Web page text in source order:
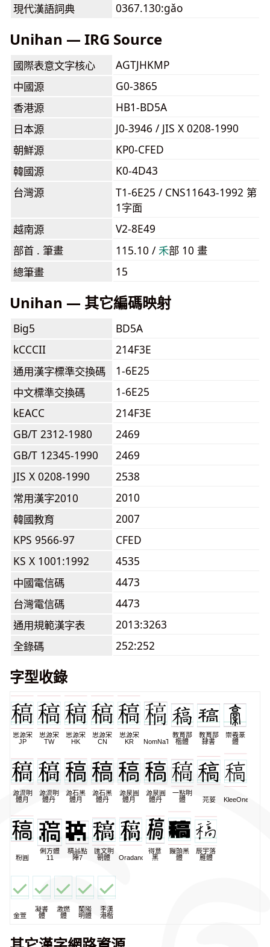
現代漢語詞典
0367.130:gǎo
Unihan — IRG Source
國際表意文字核心
AGTJHKMP
中國源
G0-3865
香港源
HB1-BD5A
日本源
J0-3946 / JIS X 0208-1990
朝鮮源
KP0-CFED
韓國源
K0-4D43
台灣源
T1-6E25 / CNS11643-1992 第
1字面
越南源
V2-8E49
部首 . 筆畫
115.10 /⽲部 10 畫
總筆畫
15
Unihan — 其它編碼映射
Big5
BD5A
kCCCII
214F3E
通用漢字標準交換碼
1-6E25
中文標準交換碼
1-6E25
kEACC
214F3E
GB/T 2312-1980
2469
GB/T 12345-1990
2469
JIS X 0208-1990
2538
常用漢字2010
2010
韓國教育
2007
KPS 9566-97
CFED
KS X 1001:1992
4535
中國電信碼
4473
台灣電信碼
4473
通用規範漢字表
2013:3263
全錄碼
252:252
字型收錄
思源宋
JP
思源宋
TW
思源宋
HK
思源宋
CN
思源宋
KR
NomNaTong
教育部
楷體
教育部
隸書
崇羲篆
體
源流明
體月
源流明
體丹
源石黑
體月
源石黑
體丹
源泉圓
體月
源泉圓
體丹
一點明
體
芫荽 KleeOne
粉圓
俐方體
11
精品點
陣7
匯文明
朝體
Oradano
得意
黑
饅頭黑
體
辰宇落
雁體
金萱
凝書
體
激燃
體
蘭陽
明體
李漢
港楷